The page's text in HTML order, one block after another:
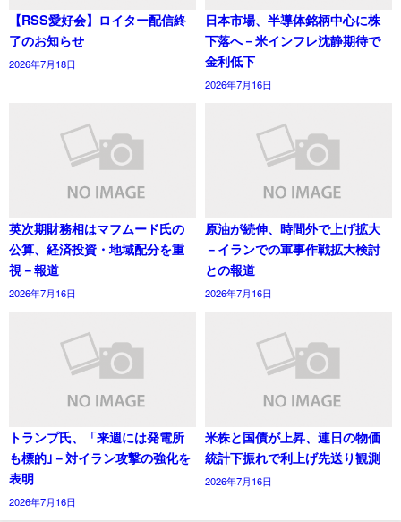
【RSS愛好会】ロイター配信終
了のお知らせ
2026年7月18日
日本市場、半導体銘柄中心に株
下落へ－米インフレ沈静期待で
金利低下
2026年7月16日
英次期財務相はマフムード氏の
公算、経済投資・地域配分を重
視－報道
2026年7月16日
原油が続伸、時間外で上げ拡大
－イランでの軍事作戦拡大検討
との報道
2026年7月16日
トランプ氏、「来週には発電所
も標的｣－対イラン攻撃の強化を
表明
2026年7月16日
米株と国債が上昇、連日の物価
統計下振れで利上げ先送り観測
2026年7月16日